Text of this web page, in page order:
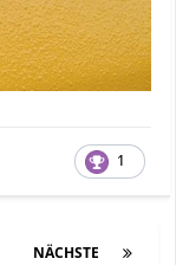
1
NÄCHSTE